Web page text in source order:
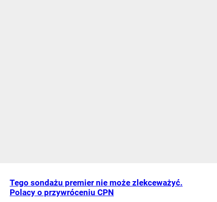
Tego sondażu premier nie może zlekceważyć.
Polacy o przywróceniu CPN